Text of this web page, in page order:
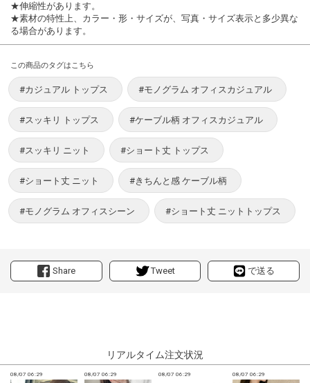
Share Tweet で送る
★伸縮性があります。
★素材の特性上、カラー・形・サイズが、写真・サイズ表示と多少異な
る場合があります。
この商品のタグはこちら
#カジュアル トップス #モノグラム オフィスカジュアル
#スッキリ トップス #ケーブル柄 オフィスカジュアル
#スッキリ ニット #ショート丈 トップス
#ショート丈 ニット #きちんと感 ケーブル柄
#モノグラム オフィスシーン #ショート丈 ニットトップス
リアルタイム注文状況
08/07 06:29 08/07 06:29 08/07 06:29 08/07 06:29